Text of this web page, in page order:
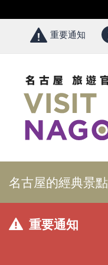
重要通知
名古屋的經典景點
重要通知